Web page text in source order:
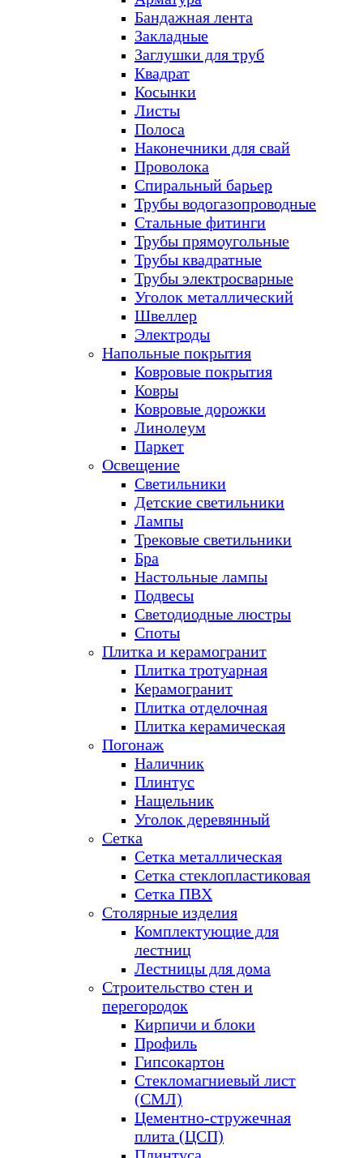
Бандажная лента
Закладные
Заглушки для труб
Квадрат
Косынки
Листы
Полоса
Наконечники для свай
Проволока
Спиральный барьер
Трубы водогазопроводные
Стальные фитинги
Трубы прямоугольные
Трубы квадратные
Трубы электросварные
Уголок металлический
Швеллер
Электроды
Напольные покрытия
Ковровые покрытия
Ковры
Ковровые дорожки
Линолеум
Паркет
Освещение
Светильники
Детские светильники
Лампы
Трековые светильники
Бра
Настольные лампы
Подвесы
Светодиодные люстры
Споты
Плитка и керамогранит
Плитка тротуарная
Керамогранит
Плитка отделочная
Плитка керамическая
Погонаж
Наличник
Плинтус
Нащельник
Уголок деревянный
Сетка
Сетка металлическая
Сетка стеклопластиковая
Сетка ПВХ
Столярные изделия
Комплектующие для
лестниц
Лестницы для дома
Строительство стен и
перегородок
Кирпичи и блоки
Профиль
Гипсокартон
Стекломагниевый лист
(СМЛ)
Цементно-стружечная
плита (ЦСП)